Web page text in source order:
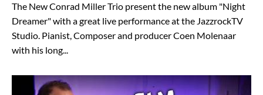
The New Conrad Miller Trio present the new album "Night
Dreamer" with a great live performance at the JazzrockTV
Studio. Pianist, Composer and producer Coen Molenaar
with his long...